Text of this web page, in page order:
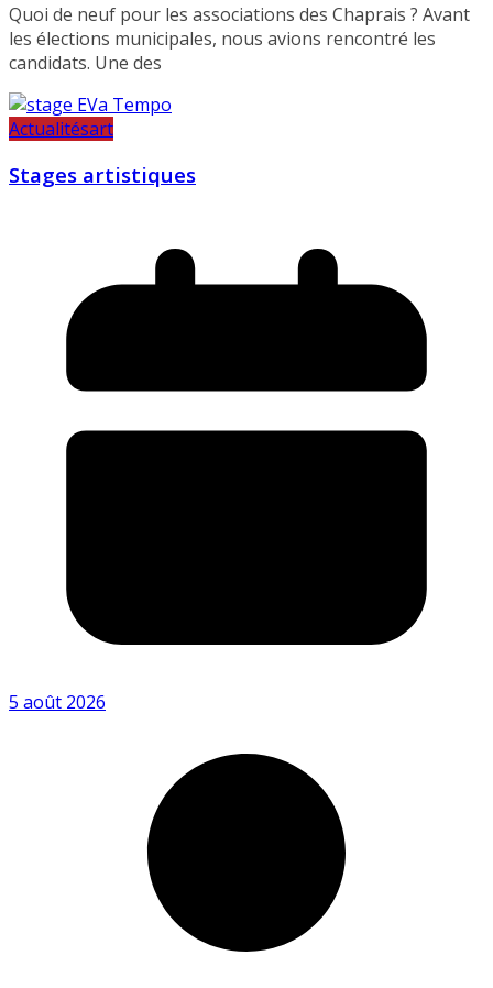
Quoi de neuf pour les associations des Chaprais ? Avant
les élections municipales, nous avions rencontré les
candidats. Une des
Actualitésart
Stages artistiques
5 août 2026